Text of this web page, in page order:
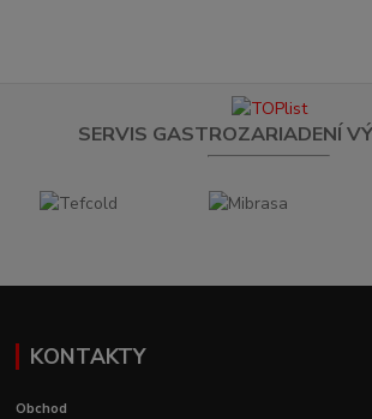
SERVIS GASTROZARIADENÍ
KONTAKTY
Obchod